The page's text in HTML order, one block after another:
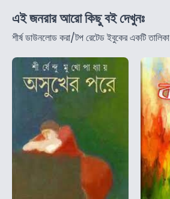
এই জনরার আরো কিছু বই দেখুনঃ
শীর্ষ ডাউনলোড করা/টপ রেটেড ইবুকের একটি তালিকা